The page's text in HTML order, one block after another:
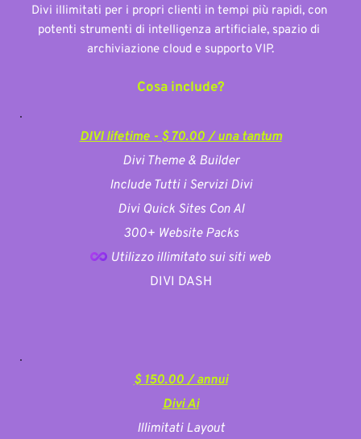
Divi illimitati per i propri clienti in tempi più rapidi, con
potenti strumenti di intelligenza artificiale, spazio di
archiviazione cloud e supporto VIP.
Cosa include?
DIVI lifetime - $ 70.00 / una tantum
Divi Theme & Builder
Include Tutti i Servizi Divi
Divi Quick Sites Con AI
300+ Website Packs
Utilizzo illimitato sui siti web
DIVI DASH
$ 150.00 / annui
Divi Ai
Illimitati Layout